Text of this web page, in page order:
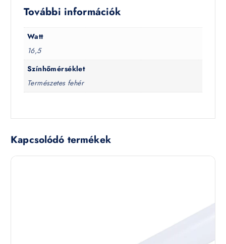
További információk
Watt
16,5
Színhőmérséklet
Természetes fehér
Kapcsolódó termékek